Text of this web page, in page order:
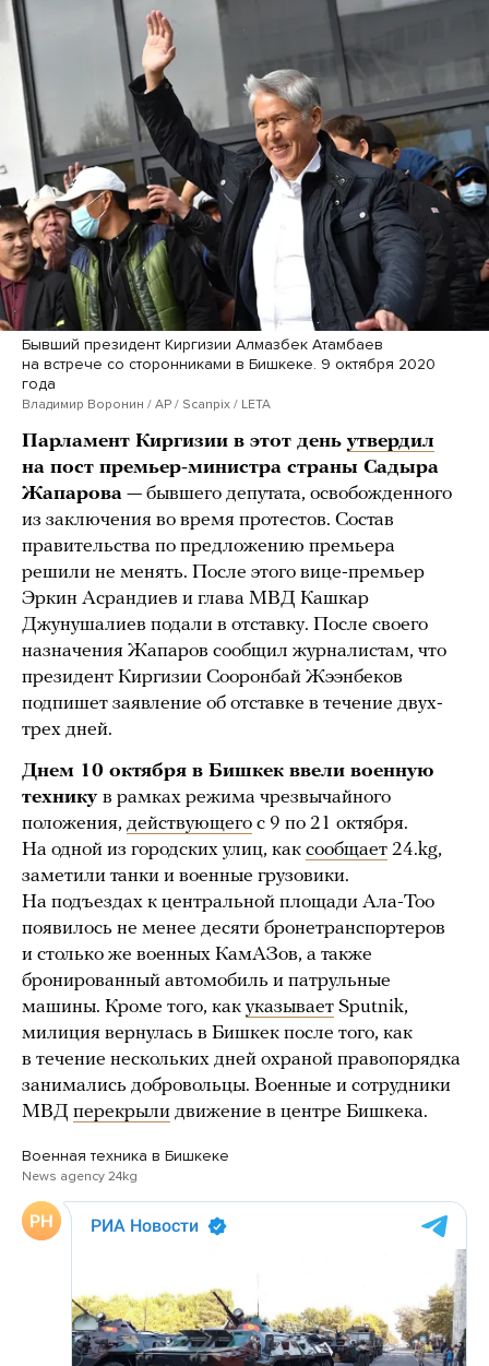
Бывший президент Киргизии Алмазбек Атамбаев
на встрече со сторонниками в Бишкеке. 9 октября 2020
года
Владимир Воронин / AP / Scanpix / LETA
Парламент Киргизии в этот день утвердил
на пост премьер-министра страны Садыра
Жапарова — бывшего депутата, освобожденного
из заключения во время протестов. Состав
правительства по предложению премьера
решили не менять. После этого вице-премьер
Эркин Асрандиев и глава МВД Кашкар
Джунушалиев подали в отставку. После своего
назначения Жапаров сообщил журналистам, что
президент Киргизии Сооронбай Жээнбеков
подпишет заявление об отставке в течение двух-
трех дней.
Днем 10 октября в Бишкек ввели военную
технику в рамках режима чрезвычайного
положения, действующего с 9 по 21 октября.
На одной из городских улиц, как сообщает 24.kg,
заметили танки и военные грузовики.
На подъездах к центральной площади Ала-Тоо
появилось не менее десяти бронетранспортеров
и столько же военных КамАЗов, а также
бронированный автомобиль и патрульные
машины. Кроме того, как указывает Sputnik,
милиция вернулась в Бишкек после того, как
в течение нескольких дней охраной правопорядка
занимались добровольцы. Военные и сотрудники
МВД перекрыли движение в центре Бишкека.
Военная техника в Бишкеке
News agency 24kg